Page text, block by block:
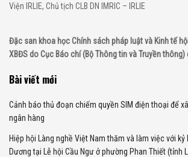
Viện IRLIE, Chủ tịch CLB DN IMRIC – IRLIE
Đặc san khoa học Chính sách pháp luật và Kinh tế
XBĐS do Cục Báo chí (Bộ Thông tin và Truyền
Bài viết mới
Cảnh báo thủ đoạn chiếm quyền SIM điện thoại để
ngân hàng
Hiệp hội Làng nghề Việt Nam thăm và làm việc với
Dương tại Lễ hội Cầu Ngư ở phường Phan Thiết (tỉnh